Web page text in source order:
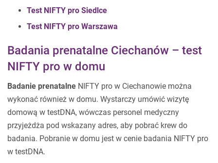
Test NIFTY pro Siedlce
Test NIFTY pro Warszawa
Badania prenatalne Ciechanów – test
NIFTY pro w domu
Badanie prenatalne NIFTY pro w Ciechanowie można
wykonać również w domu. Wystarczy umówić wizytę
domową w testDNA, wówczas personel medyczny
przyjeżdża pod wskazany adres, aby pobrać krew do
badania. Pobranie w domu jest w cenie badania NIFTY pro
w testDNA.